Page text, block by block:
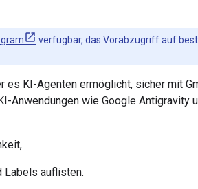
verfügbar, das Vorabzugriff auf
es KI-Agenten ermöglicht, sicher mit
Anwendungen wie Google Antigravity
Labels auflisten.